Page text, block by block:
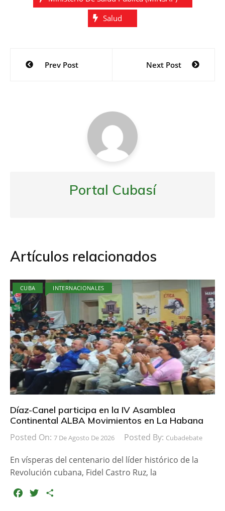
e
r
Salud
Navegación
Prev Post Next Post
Portal Cubasí
Artículos relacionados
CUBA INTERNACIONALES
Díaz-Canel participa en la IV Asamblea
Continental ALBA Movimientos en La Habana
Posted On: 7 De Agosto De 2026 Posted By: Cubadebate
En vísperas del centenario del líder histórico de la
Revolución cubana, Fidel Castro Ruz, la